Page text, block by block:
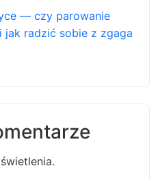
— czy parowanie
jak radzić sobie z zgaga